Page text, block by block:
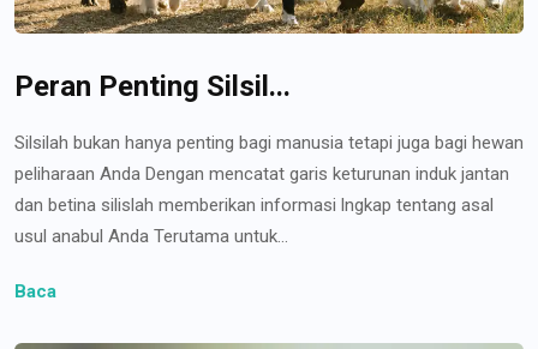
Peran Penting Silsil...
Silsilah bukan hanya penting bagi manusia tetapi juga bagi hewan
peliharaan Anda Dengan mencatat garis keturunan induk jantan
dan betina silislah memberikan informasi lngkap tentang asal
usul anabul Anda Terutama untuk...
Baca